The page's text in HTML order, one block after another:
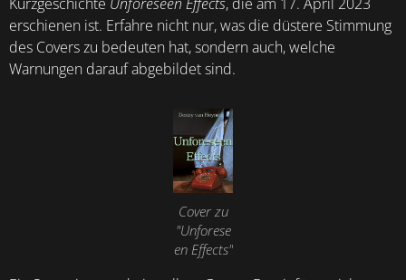
erschienen ist. Erfahre nicht nur, was die düstere Stimmung
des Covers zu bedeuten hat, sondern auch, welche
Warnungen darauf abgebildet sind.
Cover zu
"Unforese
en Effects"